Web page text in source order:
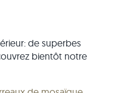
de superbes
bientôt notre